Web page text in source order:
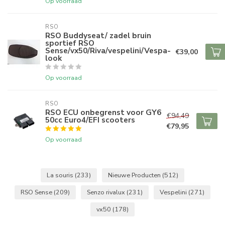
RSO
RSO Buddyseat/ zadel bruin
sportief RSO
Sense/vx50/Riva/vespelini/Vespa-
look
Op voorraad
€39,00
RSO
RSO ECU onbegrenst voor GY6
50cc Euro4/EFI scooters
Op voorraad
€94,49
€79,95
La souris (233) Nieuwe Producten (512)
RSO Sense (209) Senzo rivalux (231) Vespelini (271)
vx50 (178)